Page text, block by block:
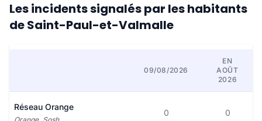
Les incidents signalés par les habitants
de Saint-Paul-et-Valmalle
09/08/2026
EN
AOÛT
2026
Réseau Orange
0 0